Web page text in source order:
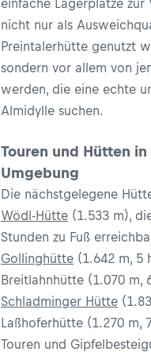
einfache Lagerplätze zur
nicht nur als
Preintalerhütte genutzt
sondern vor allem von
werden, die eine echte
Almidylle suchen.
Touren und Hütten in
Umgebung
Die nächstgelegene
Wödl-Hütte (1.533 m),
Stunden zu Fuß
Gollinghütte (1.642 m, 5
Breitlahnhütte (1.070 m,
Schladminger Hütte
Laßhoferhütte (1.270 m,
Touren und